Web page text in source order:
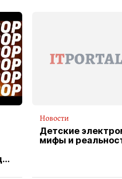
Новости
Детские
мифы и